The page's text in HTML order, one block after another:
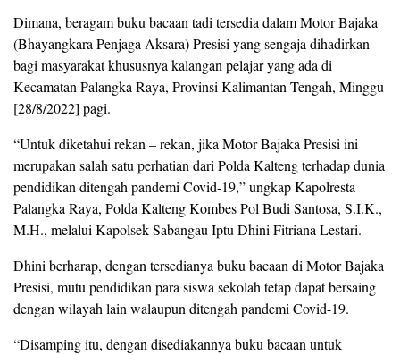
Dimana, beragam buku bacaan tadi tersedia dalam Motor Bajaka
(Bhayangkara Penjaga Aksara) Presisi yang sengaja dihadirkan
bagi masyarakat khususnya kalangan pelajar yang ada di
Kecamatan Palangka Raya, Provinsi Kalimantan Tengah, Minggu
[28/8/2022] pagi.
“Untuk diketahui rekan – rekan, jika Motor Bajaka Presisi ini
merupakan salah satu perhatian dari Polda Kalteng terhadap dunia
pendidikan ditengah pandemi Covid-19,” ungkap Kapolresta
Palangka Raya, Polda Kalteng Kombes Pol Budi Santosa, S.I.K.,
M.H., melalui Kapolsek Sabangau Iptu Dhini Fitriana Lestari.
Dhini berharap, dengan tersedianya buku bacaan di Motor Bajaka
Presisi, mutu pendidikan para siswa sekolah tetap dapat bersaing
dengan wilayah lain walaupun ditengah pandemi Covid-19.
“Disamping itu, dengan disediakannya buku bacaan untuk